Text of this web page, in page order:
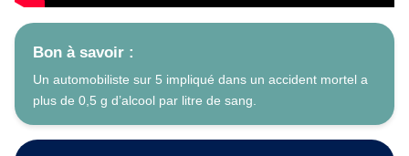
Bon à savoir :
Un automobiliste sur 5 impliqué dans un accident mortel a
plus de 0,5 g d’alcool par litre de sang.